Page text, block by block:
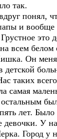
так.
понял,
и вообще
это
всем белом
Он меня
таких
самая
лет. Было
девочки. У
Город у